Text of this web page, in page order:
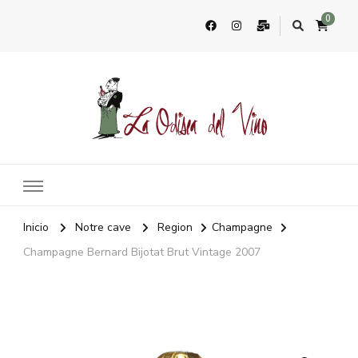
0
Inicio Notre cave Region
Champagne
Champagne Bernard Bijotat Brut Vintage 2007